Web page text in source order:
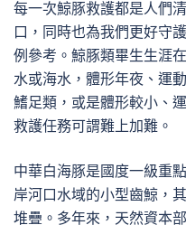
每一次鯨豚救護都是人們
口，同時也為我們更好守
例參考。鯨豚類畢生生涯
水或海水，體形年夜、運
鰭足類，或是體形較小、
救護任務可謂難上加難。
中華白海豚是國度一級重
岸河口水域的小型齒鯨，
堆疊。多年來，天然資本